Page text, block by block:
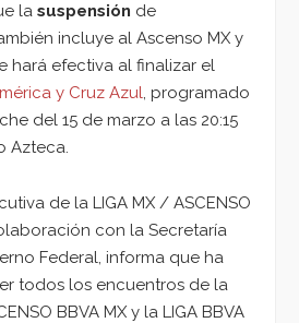
la suspensión de
incluye al Ascenso MX y
hará efectiva al finalizar el
y Cruz Azul, programado
del 15 de marzo a las 20:15
Azteca.
de la LIGA MX / ASCENSO
con la Secretaría
Federal, informa que ha
todos los encuentros de la
BBVA MX y la LIGA BBVA